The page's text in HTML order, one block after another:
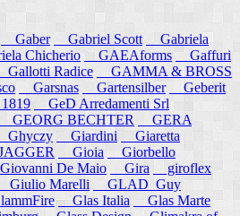
Gaber Gabriel Scott
Gabriela
Chicherio GAEAforms
Gaffuri
Gallotti Radice
GAMMA & BROSS
Garsnas Gartensilber
Geberit
GeD Arredamenti Srl
GEORG BECHTER
GERA
Ghyczy Giardini
Giaretta
Gioia
Giorbello
De Maio Gira
giroflex
Giulio Marelli
GLAD_Guy
Glas Italia
Glas Marte